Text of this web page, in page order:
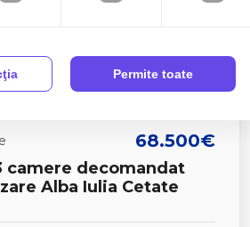
camere decomandat
Alba Iulia Cetate
68.500€
Permite toate